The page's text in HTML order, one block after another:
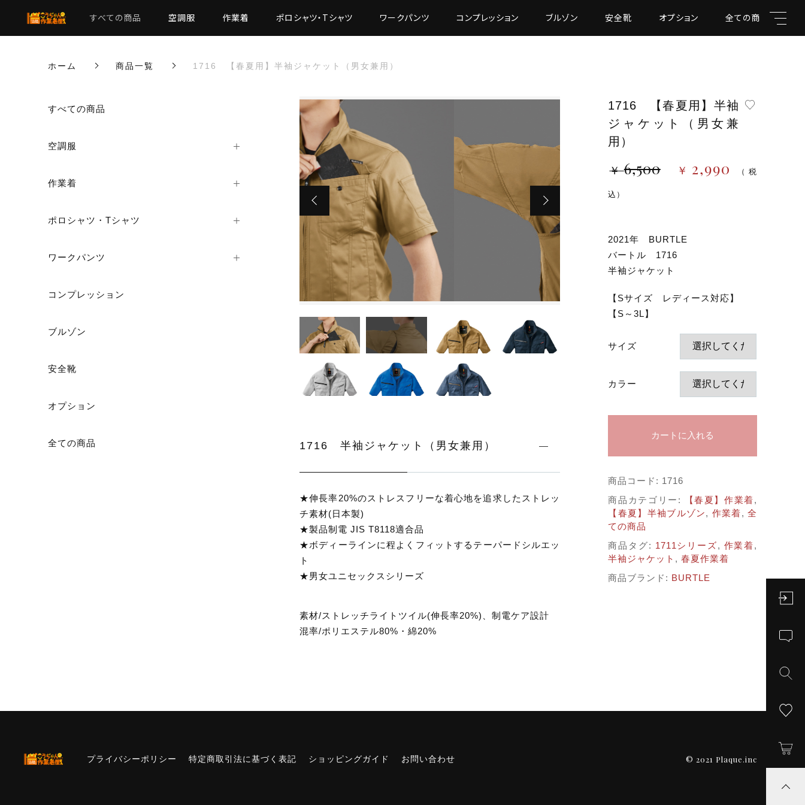
すべての商品 空調服 作業着 ポロシャツ・Tシャツ ワークパンツ コンプレッション ブルゾン 安全靴 オプション 全ての商品
ホーム 商品一覧 1716 【春夏用】半袖ジャケット（男女兼用）
1716 半袖ジャケット（男女兼用）
★伸長率20%のストレスフリーな着心地を追求したストレッ
チ素材(日本製)
★製品制電 JIS T8118適合品
★ボディーラインに程よくフィットするテーパードシルエッ
ト
★男女ユニセックスシリーズ
素材/ストレッチライトツイル(伸長率20%)、制電ケア設計
混率/ポリエステル80%・綿20%
1716 【春夏用】半袖
ジャケット（男女兼
用）
￥6,500 ￥ 2,990 （税
込）
2021年 BURTLE
バートル 1716
半袖ジャケット
【Sサイズ レディース対応】
【S～3L】
サイズ
カラー
カートに入れる
商品コード: 1716
商品カテゴリー:
【春夏】作業着,
【春夏】半袖ブルゾン, 作業着,全
ての商品
商品タグ: 1711シリーズ, 作業着,
半袖ジャケット ,春夏作業着
商品ブランド: BURTLE
すべての商品
空調服
作業着
ポロシャツ・Tシャツ
ワークパンツ
コンプレッション
ブルゾン
安全靴
オプション
全ての商品
1716 【春夏用】半袖ジャケット（男女兼用）
プライバシーポリシー 特定商取引法に基づく表記 ショッピングガイド お問い合わせ © 2021 Plaque.inc
セール